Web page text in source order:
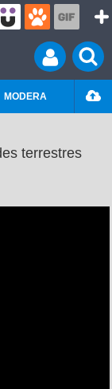
MODERA
terrestres